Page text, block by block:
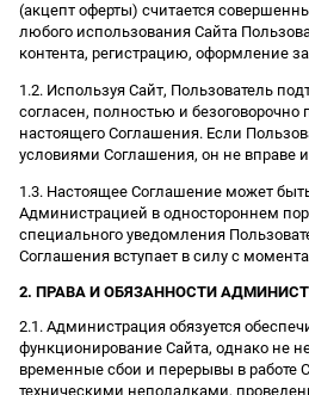
(акцепт оферты) считается
любого использования Сайта
контента, регистрацию, оформление
1.2. Используя Сайт, Пользователь
согласен, полностью и безоговорочно
настоящего Соглашения. Если
условиями Соглашения, он не вправе
1.3. Настоящее Соглашение может
Администрацией в одностороннем
специального уведомления
Соглашения вступает в силу с
2. ПРАВА И ОБЯЗАННОСТИ
2.1. Администрация обязуется
функционирование Сайта, однако не
временные сбои и перерывы в работе
техническими неполадками,